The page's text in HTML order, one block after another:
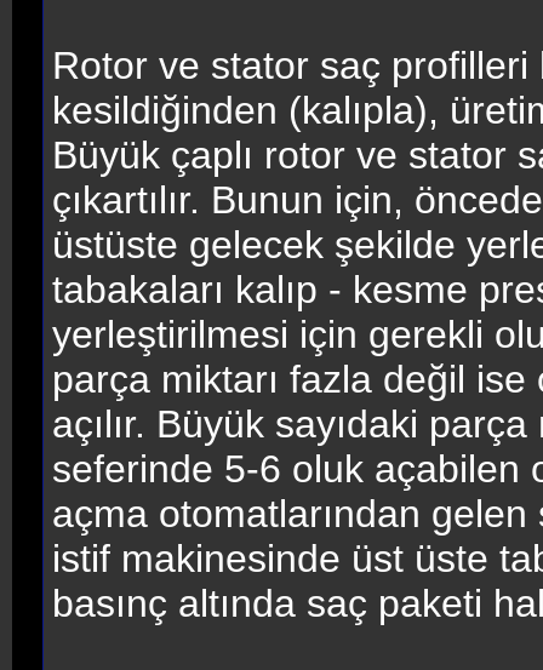
Rotor ve stator saç
kesildiğinden (kalıpla),
Büyük çaplı rotor ve stator
çıkartılır. Bunun için,
üstüste gelecek şekilde
tabakaları kalıp - kesme
yerleştirilmesi için gerekli
parça miktarı fazla değil
açılır. Büyük sayıdaki
seferinde 5-6 oluk açabilen
açma otomatlarından gelen
istif makinesinde üst üste
basınç altında saç paketi